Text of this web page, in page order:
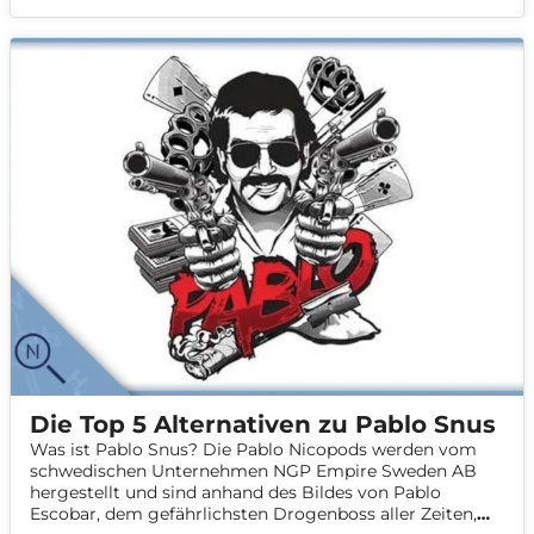
Die Top 5 Alternativen zu Pablo Snus
Was ist Pablo Snus? Die Pablo Nicopods werden vom
schwedischen Unternehmen NGP Empire Sweden AB
hergestellt und sind anhand des Bildes von Pablo
Escobar, dem gefährlichsten Drogenboss aller Zeiten,